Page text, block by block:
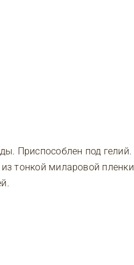
Приспособлен под
тонкой миларовой